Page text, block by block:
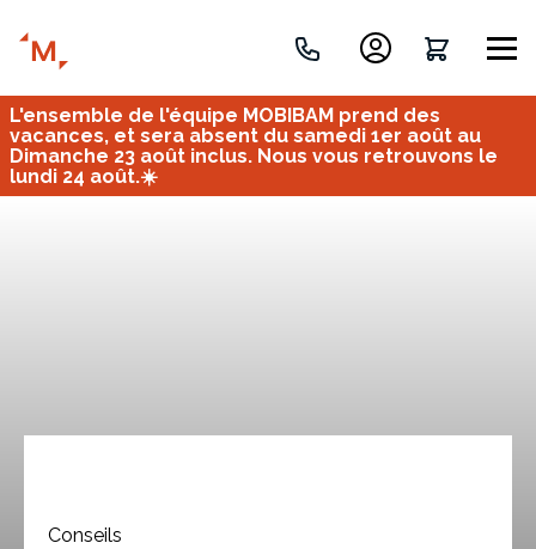
Créez votre projet de A à Z
L'ensemble de l'équipe MOBIBAM prend des
vacances, et sera absent du samedi 1er août au
Dimanche 23 août inclus. Nous vous retrouvons le
lundi 24 août.☀️
Conseils